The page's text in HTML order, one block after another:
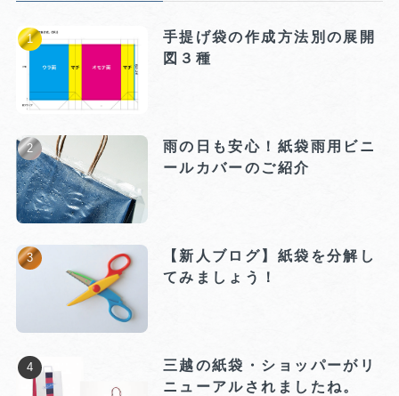
手提げ袋の作成方法別の展開
図３種
雨の日も安心！紙袋雨用ビニ
ールカバーのご紹介
【新人ブログ】紙袋を分解し
てみましょう！
三越の紙袋・ショッパーがリ
ニューアルされましたね。